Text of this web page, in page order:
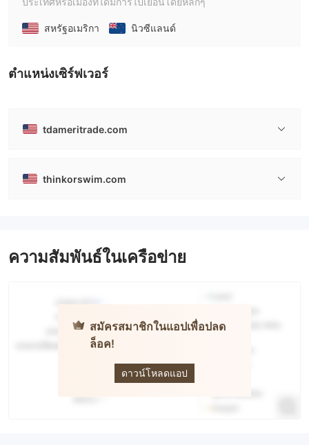
สหรัฐอเมริกา นิวซีแลนด์
ตําแหน่งเซิร์ฟเวอร์
tdameritrade.com
thinkorswim.com
ความสัมพันธ์ในเครือข่าย
สมัครสมาชิกในแอปเพื่อปลด
ล็อค!
ดาวน์โหลดแอป